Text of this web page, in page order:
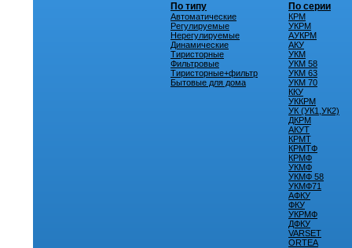
По типу
Автоматические
Регулируемые
Нерегулируемые
Динамические
Тиристорные
Фильтровые
Тиристорные+фильтр
Бытовые для дома
По серии
КРМ
УКРМ
АУКРМ
АКУ
УКМ
УКМ 58
УКМ 63
УКМ 70
ККУ
УККРМ
УК (УК1,УК2)
ДКРМ
АКУТ
КРМТ
КРМТФ
КРМФ
УКМФ
УКМФ 58
УКМФ71
АФКУ
ФКУ
УКРМФ
ДФКУ
VARSET
ORTEA